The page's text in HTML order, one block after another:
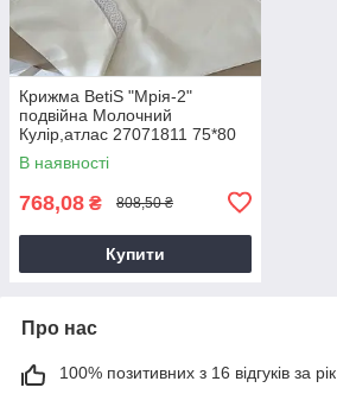
Крижма BetiS "Мрія-2"
подвійна Молочний
Кулір,атлас 27071811 75*80
см
В наявності
768,08 ₴ 808,50 ₴
Купити
Про нас
100% позитивних з 16 відгуків за рік